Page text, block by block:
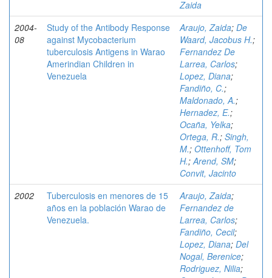
Zaida
2004-
08
Study of the Antibody Response
against Mycobacterium
tuberculosis Antigens in Warao
Amerindian Children in
Venezuela
Araujo, Zaida; De
Waard, Jacobus H.;
Fernandez De
Larrea, Carlos;
Lopez, Diana;
Fandiño, C.;
Maldonado, A.;
Hernadez, E.;
Ocaña, Yelka;
Ortega, R.; Singh,
M.; Ottenhoff, Tom
H.;Arend, SM;
Convit, Jacinto
2002
Tuberculosis en menores de 15
años en la población Warao de
Venezuela.
Araujo, Zaida;
Fernandez de
Larrea, Carlos;
Fandiño, Cecil;
Lopez, Diana; Del
Nogal, Berenice;
Rodriguez, Nilia;